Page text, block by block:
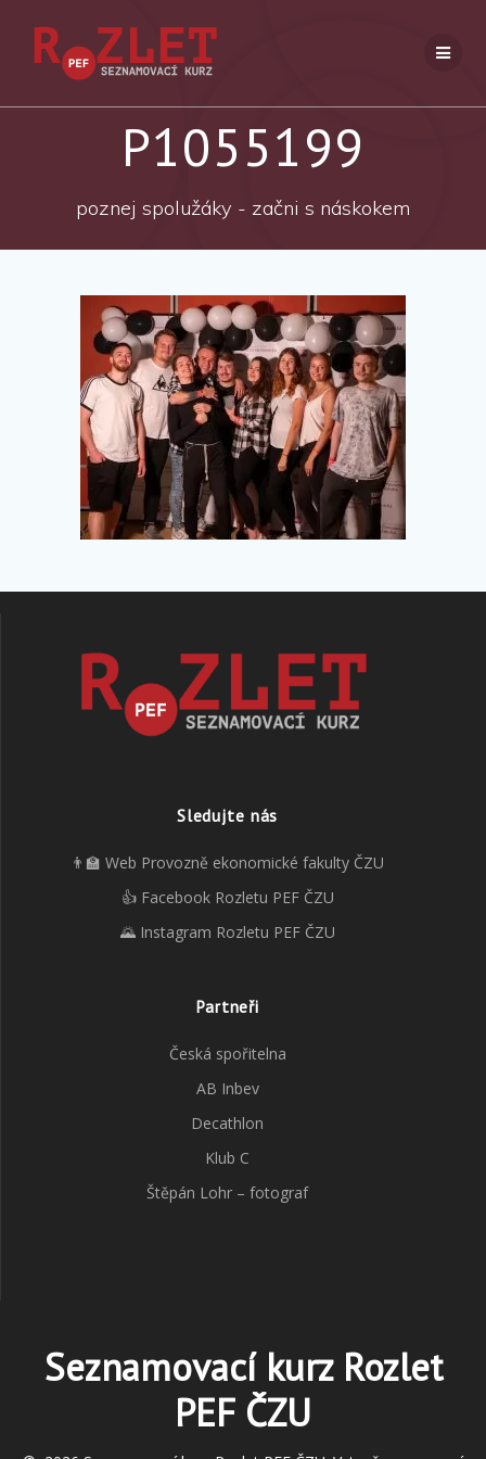
P1055199
poznej spolužáky - začni s náskokem
Sledujte nás
👨‍🏫 Web Provozně ekonomické fakulty ČZU
👍 Facebook Rozletu PEF ČZU
🌄 Instagram Rozletu PEF ČZU
Partneři
Česká spořitelna
AB Inbev
Decathlon
Klub C
Štěpán Lohr – fotograf
Seznamovací kurz Rozlet
PEF ČZU